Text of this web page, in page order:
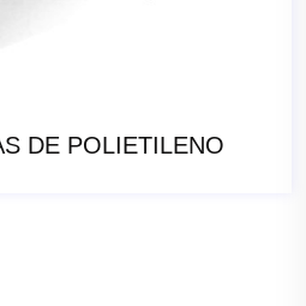
DE POLIETILENO